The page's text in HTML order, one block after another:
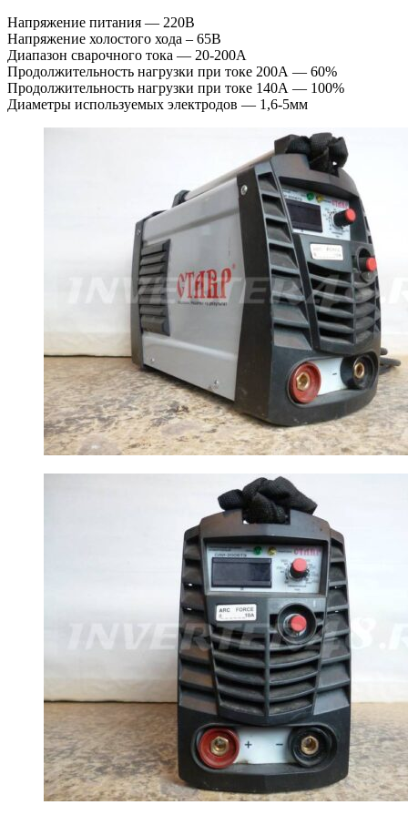
Напряжение питания — 220В
Напряжение холостого хода – 65В
Диапазон сварочного тока — 20-200А
Продолжительность нагрузки при токе 200А — 60%
Продолжительность нагрузки при токе 140А — 100%
Диаметры используемых электродов — 1,6-5мм